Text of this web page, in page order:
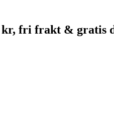
fri frakt & gratis